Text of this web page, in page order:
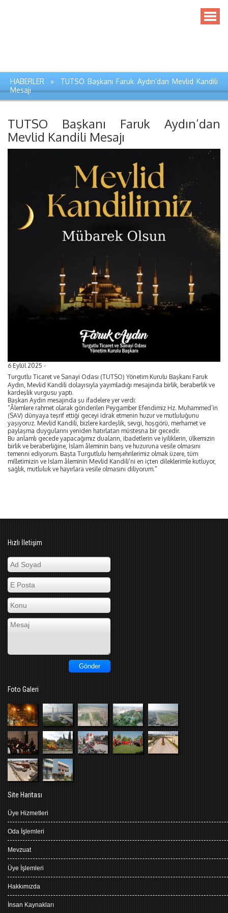
HABERLER » TUTSO Başkanı Faruk Aydın’dan Mevlid Kandili
Mesajı
TUTSO Başkanı Faruk Aydın’dan
Mevlid Kandili Mesajı
6 Eylül 2025 -
Turgutlu Ticaret ve Sanayi Odası (TUTSO) Yönetim Kurulu Başkanı Faruk
Aydın, Mevlid Kandili dolayısıyla yayımladığı mesajında birlik, beraberlik ve
kardeşlik vurgusu yaptı.
Başkan Aydın mesajında şu ifadelere yer verdi:
“Âlemlere rahmet olarak gönderilen Peygamber Efendimiz Hz. Muhammed’in
(SAV) dünyaya teşrif ettiği geceyi idrak etmenin huzur ve mutluluğunu
yaşıyoruz. Mevlid Kandili, bizlere kardeşlik, sevgi, hoşgörü, merhamet ve
paylaşma duygularını yeniden hatırlatan müstesna bir gecedir.
Bu anlamlı gecede yapacağımız duaların, ibadetlerin ve iyiliklerin, ülkemizin
birlik ve beraberliğine, İslam âleminin barış ve huzuruna vesile olmasını
temenni ediyorum. Başta Turgutlulu hemşehrilerimiz olmak üzere, tüm
milletimizin ve İslam âleminin Mevlid Kandili’ni en içten dileklerimle kutluyor,
sağlık, mutluluk ve hayırlara vesile olmasını diliyorum.”
Hızlı İletişim
Foto Galeri
Site Haritası
Üye Hizmetleri
Oda İşlemleri
Mevzuat
Üye İşlemleri
Hakkımızda
İnsan Kaynakları